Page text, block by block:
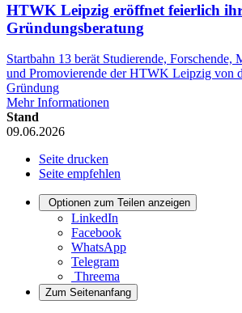
HTWK Leipzig eröffnet feierlich
Gründungsberatung
Startbahn 13 berät Studierende, Forschende,
und Promovierende der HTWK Leipzig von
Gründung
Mehr Informationen
Stand
09.06.2026
Seite drucken
Seite empfehlen
Optionen zum Teilen anzeigen
LinkedIn
Facebook
WhatsApp
Telegram
Threema
Zum Seitenanfang